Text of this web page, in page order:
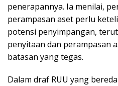
penerapannya. Ia menilai,
perampasan aset perlu
potensi penyimpangan,
penyitaan dan perampasan
batasan yang tegas.
Dalam draf RUU yang